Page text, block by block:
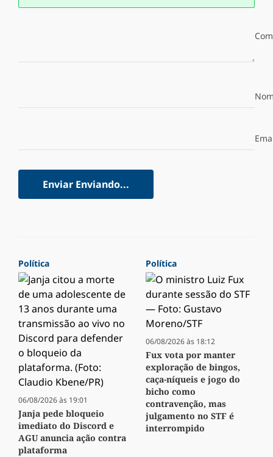
Enviar Enviando...
Política
06/08/2026 às 19:01
Janja pede bloqueio
imediato do Discord e
AGU anuncia ação contra
plataforma
Política
06/08/2026 às 18:12
Fux vota por manter
exploração de bingos,
caça-níqueis e jogo do
bicho como
contravenção, mas
julgamento no STF é
interrompido